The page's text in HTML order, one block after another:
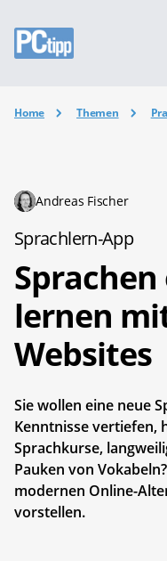
Home Themen
Andreas Fischer
Sprachlern-App
lernen
Websites
Sie wollen eine neue
Kenntnisse vertiefen,
Sprachkurse,
Pauken von
modernen Online-
vorstellen.